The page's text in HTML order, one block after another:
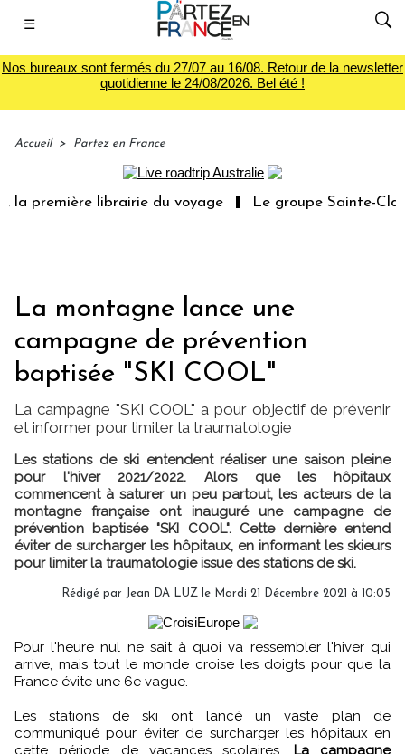
☰
Nos bureaux sont fermés du 27/07 au 16/08. Retour de la newsletter
quotidienne le 24/08/2026. Bel été !
Accueil > Partez en France
librairie du voyage Le groupe Sainte-Claire
La montagne lance une
campagne de prévention
baptisée "SKI COOL"
La campagne "SKI COOL" a pour objectif de prévenir
et informer pour limiter la traumatologie
Les stations de ski entendent réaliser une saison pleine
pour l'hiver 2021/2022. Alors que les hôpitaux
commencent à saturer un peu partout, les acteurs de la
montagne française ont inauguré une campagne de
prévention baptisée "SKI COOL". Cette dernière entend
éviter de surcharger les hôpitaux, en informant les skieurs
pour limiter la traumatologie issue des stations de ski.
Rédigé par Jean DA LUZ le Mardi 21 Décembre 2021 à 10:05
Pour l'heure nul ne sait à quoi va ressembler l'hiver qui
arrive, mais tout le monde croise les doigts pour que la
France évite une 6e vague.
Les stations de ski ont lancé un vaste plan de
communiqué pour éviter de surcharger les hôpitaux en
cette période de vacances scolaires. La campagne